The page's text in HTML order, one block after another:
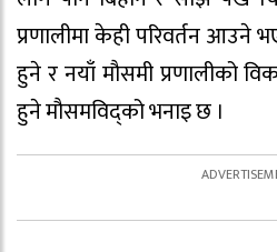
प्रणालीमा केही परिवर्तन
हुने र नयाँ मौसमी प्रणालीको
हुने मौसमविद्को भनाइ छ ।